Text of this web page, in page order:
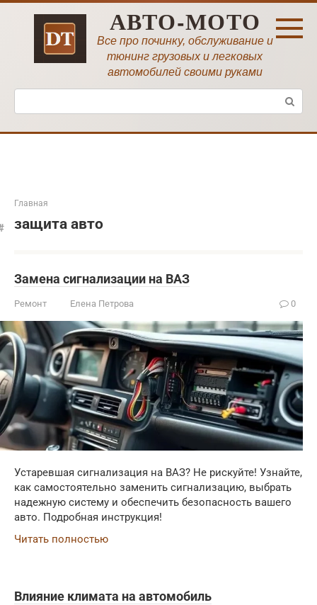
Перейти
АВТО-МОТО
Все про починку, обслуживание и
тюнинг грузовых и легковых
автомобилей своими руками
Поиск:
Главная
защита авто
Замена сигнализации на ВАЗ
Ремонт Елена Петрова 0
Устаревшая сигнализация на ВАЗ? Не рискуйте! Узнайте,
как самостоятельно заменить сигнализацию, выбрать
надежную систему и обеспечить безопасность вашего
авто. Подробная инструкция!
Читать полностью
Влияние климата на автомобиль